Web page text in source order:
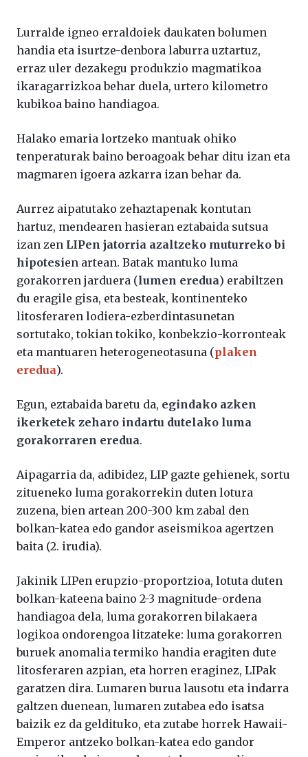
Lurralde igneo erraldoiek daukaten bolumen
handia eta isurtze-denbora laburra uztartuz,
erraz uler dezakegu produkzio magmatikoa
ikaragarrizkoa behar duela, urtero kilometro
kubikoa baino handiagoa.
Halako emaria lortzeko mantuak ohiko
tenperaturak baino beroagoak behar ditu izan eta
magmaren igoera azkarra izan behar da.
Aurrez aipatutako zehaztapenak kontutan
hartuz, mendearen hasieran eztabaida sutsua
izan zen LIPen jatorria azaltzeko muturreko bi
hipotesien artean. Batak mantuko luma
gorakorren jarduera (lumen eredua) erabiltzen
du eragile gisa, eta besteak, kontinenteko
litosferaren lodiera-ezberdintasunetan
sortutako, tokian tokiko, konbekzio-korronteak
eta mantuaren heterogeneotasuna (plaken
eredua).
Egun, eztabaida baretu da, egindako azken
ikerketek zeharo indartu dutelako luma
gorakorraren eredua.
Aipagarria da, adibidez, LIP gazte gehienek, sortu
zitueneko luma gorakorrekin duten lotura
zuzena, bien artean 200-300 km zabal den
bolkan-katea edo gandor aseismikoa agertzen
baita (2. irudia).
Jakinik LIPen erupzio-proportzioa, lotuta duten
bolkan-kateena baino 2-3 magnitude-ordena
handiagoa dela, luma gorakorren bilakaera
logikoa ondorengoa litzateke: luma gorakorren
buruek anomalia termiko handia eragiten dute
litosferaren azpian, eta horren eraginez, LIPak
garatzen dira. Lumaren burua lausotu eta indarra
galtzen duenean, lumaren zutabea edo isatsa
baizik ez da geldituko, eta zutabe horrek Hawaii-
Emperor antzeko bolkan-katea edo gandor